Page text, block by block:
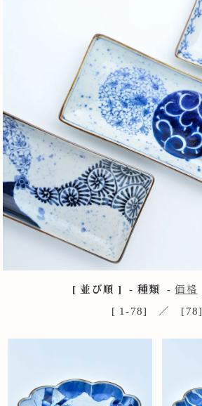
[ 並び順 ] - 種類 -価格
[ 1-78] ／ [78]